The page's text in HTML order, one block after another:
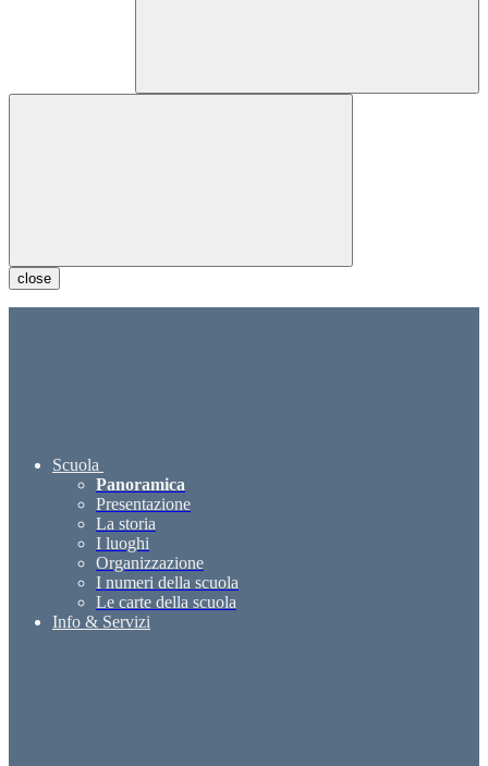
close
Scuola
Panoramica
Presentazione
La storia
I luoghi
Organizzazione
I numeri della scuola
Le carte della scuola
Info & Servizi